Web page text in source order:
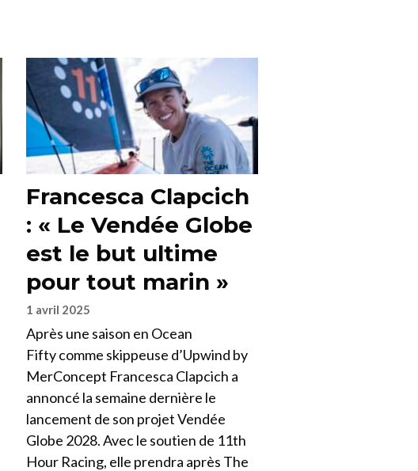
Francesca Clapcich
: « Le Vendée Globe
est le but ultime
pour tout marin »
1 avril 2025
Après une saison en Ocean
Fifty comme skippeuse d’Upwind by
MerConcept Francesca Clapcich a
annoncé la semaine dernière le
lancement de son projet Vendée
Globe 2028. Avec le soutien de 11th
Hour Racing, elle prendra après The